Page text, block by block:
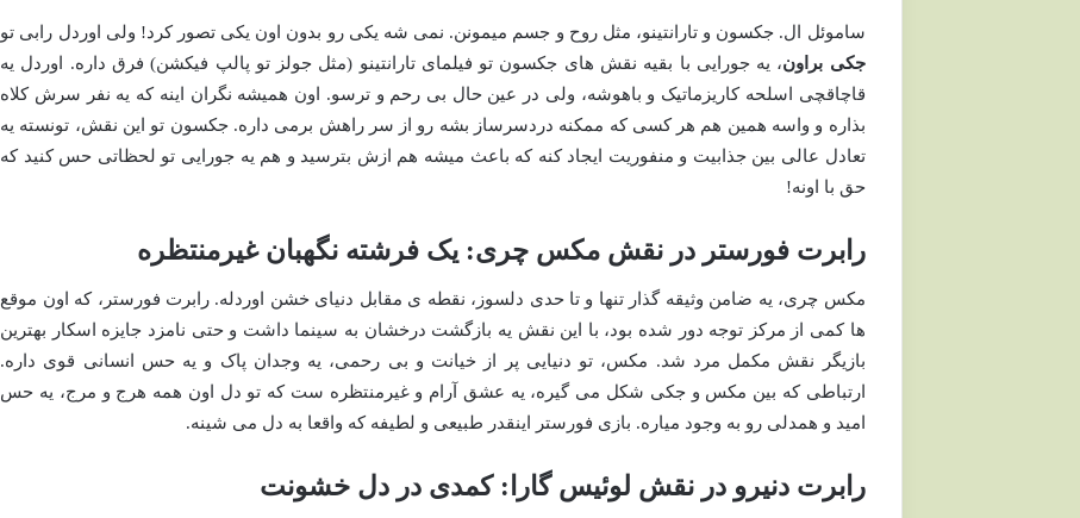
ساموئل ال. جکسون و تارانتینو، مثل روح و جسم میمونن. نمی شه یکی رو بدون اون یکی تصور کرد! ولی اوردل رابی تو
جکی براون، یه جورایی با بقیه نقش های جکسون تو فیلمای تارانتینو (مثل جولز تو پالپ فیکشن) فرق داره. اوردل یه
قاچاقچی اسلحه کاریزماتیک و باهوشه، ولی در عین حال بی رحم و ترسو. اون همیشه نگران اینه که یه نفر سرش کلاه
بذاره و واسه همین هم هر کسی که ممکنه دردسرساز بشه رو از سر راهش برمی داره. جکسون تو این نقش، تونسته یه
تعادل عالی بین جذابیت و منفوریت ایجاد کنه که باعث میشه هم ازش بترسید و هم یه جورایی تو لحظاتی حس کنید که
حق با اونه!
رابرت فورستر در نقش مکس چری: یک فرشته نگهبان غیرمنتظره
مکس چری، یه ضامن وثیقه گذار تنها و تا حدی دلسوز، نقطه ی مقابل دنیای خشن اوردله. رابرت فورستر، که اون موقع
ها کمی از مرکز توجه دور شده بود، با این نقش یه بازگشت درخشان به سینما داشت و حتی نامزد جایزه اسکار بهترین
بازیگر نقش مکمل مرد شد. مکس، تو دنیایی پر از خیانت و بی رحمی، یه وجدان پاک و یه حس انسانی قوی داره.
ارتباطی که بین مکس و جکی شکل می گیره، یه عشق آرام و غیرمنتظره ست که تو دل اون همه هرج و مرج، یه حس
امید و همدلی رو به وجود میاره. بازی فورستر اینقدر طبیعی و لطیفه که واقعا به دل می شینه.
رابرت دنیرو در نقش لوئیس گارا: کمدی در دل خشونت